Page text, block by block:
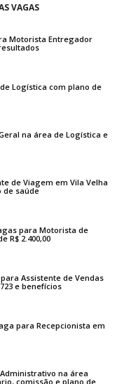
VAGAS
Motorista Entregador
Logística com plano de
na área de Logística e
de Viagem em Vila Velha
de saúde
para Motorista de
R$ 2.400,00
Assistente de Vendas
e benefícios
para Recepcionista em
na área
comissão e plano de